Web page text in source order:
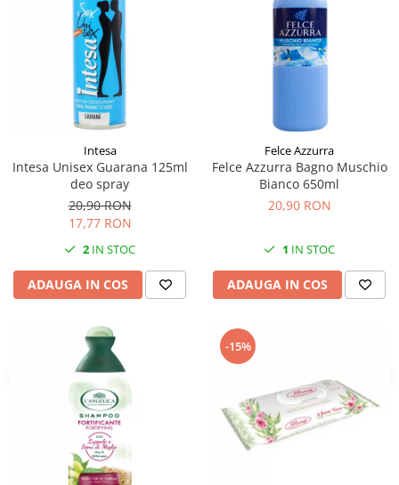
Intesa
Intesa Unisex Guarana 125ml
deo spray
20,90 RON
17,77 RON
2 IN STOC
ADAUGA IN COS
Felce Azzurra
Felce Azzurra Bagno Muschio
Bianco 650ml
20,90 RON
1 IN STOC
ADAUGA IN COS
-15%